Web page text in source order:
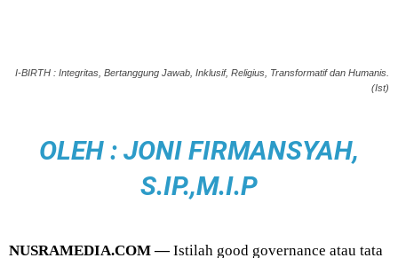
I-BIRTH : Integritas, Bertanggung Jawab, Inklusif, Religius, Transformatif dan Humanis.
(Ist)
OLEH : JONI FIRMANSYAH,
S.IP.,M.I.P
NUSRAMEDIA.COM —Istilah good governance atau tata